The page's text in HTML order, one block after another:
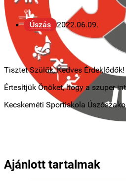
Úszás 2022.06.09.
Tisztet Szülők, Kedves Érdeklődők!
Értesítjük Önöket, hogy a szuper
Kecskeméti Sportiskola
Ajánlott tartalmak